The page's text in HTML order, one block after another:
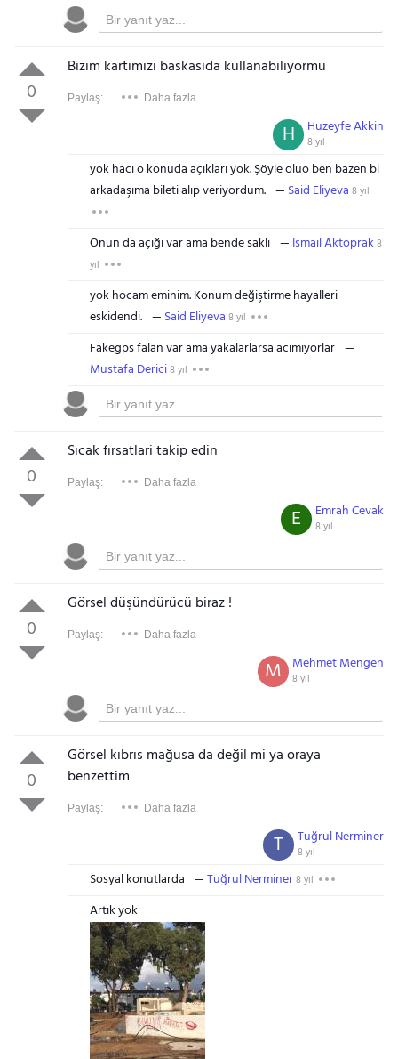
0
Bizim kartimizi baskasida kullanabiliyormu
Paylaş: Daha fazla
Huzeyfe Akkin
8 yıl
H
yok hacı o konuda açıkları yok. Şöyle oluo ben bazen bi
arkadaşıma bileti alıp veriyordum.
Said Eliyeva 8 yıl
Onun da açığı var ama bende saklı Ismail Aktoprak 8
yıl
yok hocam eminim. Konum değiştirme hayalleri
eskidendi.
Said Eliyeva 8 yıl
Fakegps falan var ama yakalarlarsa acımıyorlar
Mustafa Derici8 yıl
0
Sıcak fırsatlari takip edin
Paylaş: Daha fazla
Emrah Cevak
8 yıl
E
0
Görsel düşündürücü biraz !
Paylaş: Daha fazla
Mehmet Mengen
8 yıl
M
0
Görsel kıbrıs mağusa da değil mi ya oraya
benzettim
Paylaş: Daha fazla
Tuğrul Nerminer
8 yıl
T
Sosyal konutlarda Tuğrul Nerminer8 yıl
Artık yok